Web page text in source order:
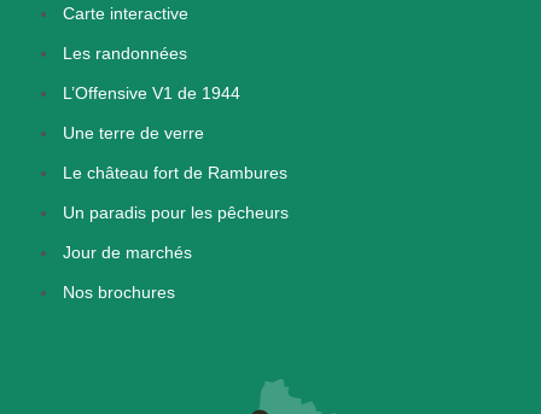
Carte interactive
Les randonnées
L’Offensive V1 de 1944
Une terre de verre
Le château fort de Rambures
Un paradis pour les pêcheurs
Jour de marchés
Nos brochures